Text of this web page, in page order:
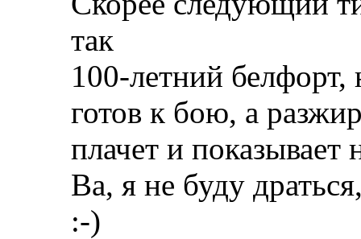
так
100-летний белфорт,
готов к бою, а
плачет и
Ва, я не буду
:-)